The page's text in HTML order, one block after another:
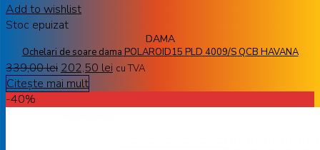
Add to wishlist
Stoc epuizat
DAMA
Ochelari de soare dama POLAROID15 PLD 4009/S QCB HAVANA
339,00lei 202,50 lei cu TVA
Citește mai mult
-40%